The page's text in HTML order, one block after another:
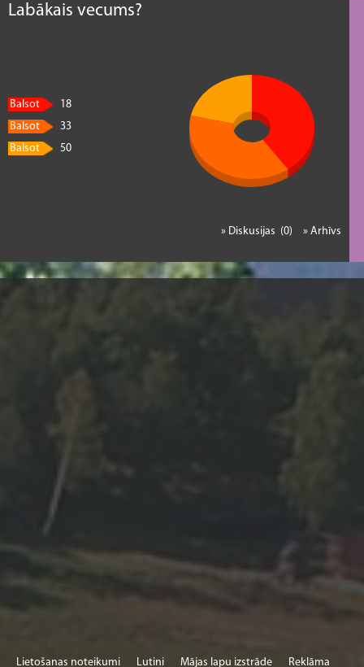
Labākais vecums?
Balsot
18
Balsot
33
Balsot
50
» Arhīvs
» Diskusijas (0)
Lietošanas noteikumi Lutini Mājas lapu izstrāde Reklāma